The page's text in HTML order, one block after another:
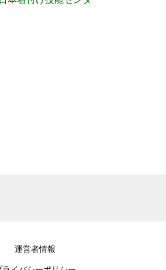
運営者情報